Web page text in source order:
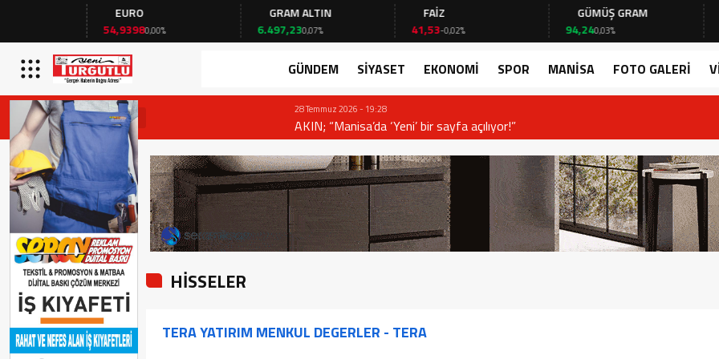
EURO
54,93980,00%
GRAM ALTIN
6.497,230,07%
FAİZ
41,53
-0,02%
GÜMÜŞ GRAM
94,24
0,03%
GÜNDEM SİYASET EKONOMİ SPOR MANİSA FOTO GALERİ
AKIN; “Manisa’da ‘Yeni’ bir sayfa açılıyor!”
HİSSELER
TERA YATIRIM MENKUL DEGERLER - TERA